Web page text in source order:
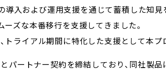
導入および運用支援を通じて蓄積した知
ーズな本番移行を支援してきました。
トライアル期間に特化した支援として本プ
パートナー契約を締結しており、同社製品